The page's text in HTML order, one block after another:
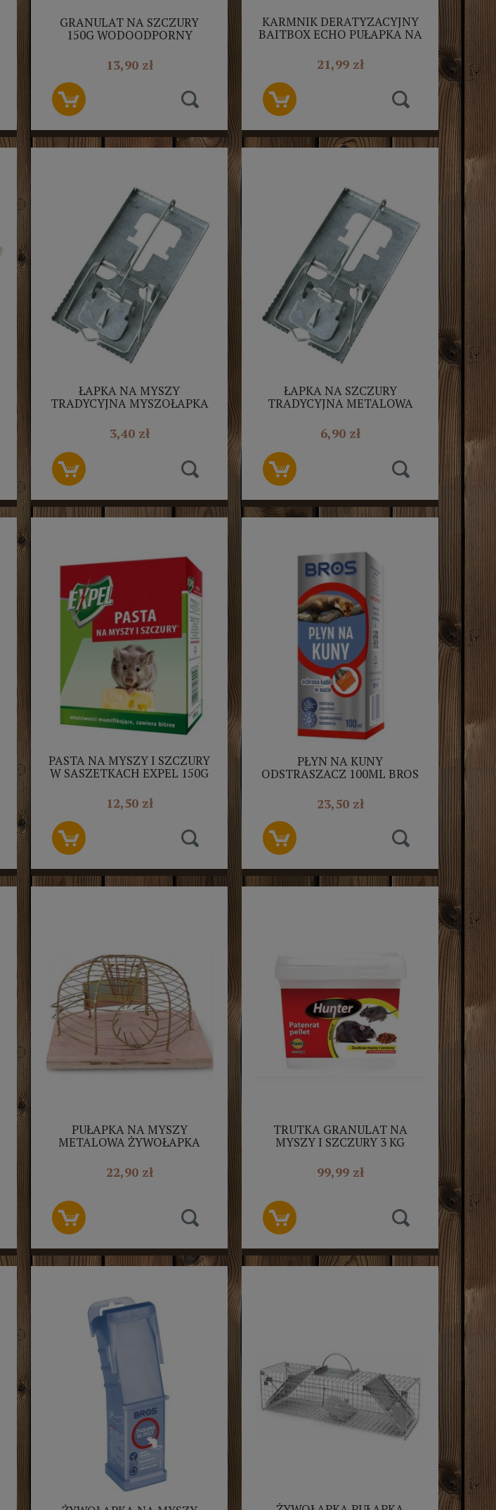
GRANULAT NA SZCZURY
150G WODOODPORNY
13,90 zł
KARMNIK DERATYZACYJNY
BAITBOX ECHO PUŁAPKA NA
21,99 zł
ŁAPKA NA MYSZY
TRADYCYJNA MYSZOŁAPKA
3,40 zł
ŁAPKA NA SZCZURY
TRADYCYJNA METALOWA
6,90 zł
PASTA NA MYSZY I SZCZURY
W SASZETKACH EXPEL 150G
12,50 zł
PŁYN NA KUNY
ODSTRASZACZ 100ML BROS
23,50 zł
PUŁAPKA NA MYSZY
METALOWA ŻYWOŁAPKA
22,90 zł
TRUTKA GRANULAT NA
MYSZY I SZCZURY 3 KG
99,99 zł